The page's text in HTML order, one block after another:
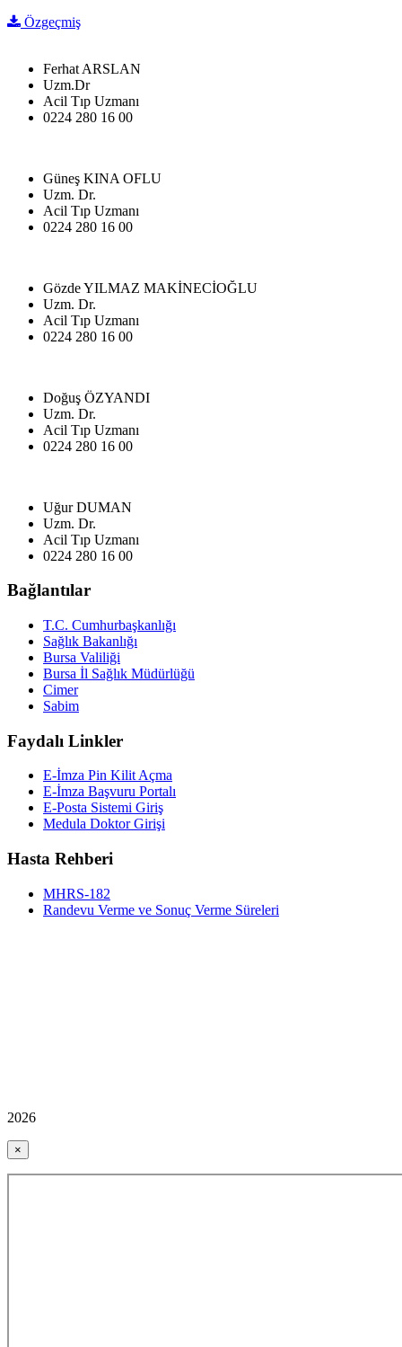
Özgeçmiş
Ferhat ARSLAN
Uzm.Dr
Acil Tıp Uzmanı
0224 280 16 00
Güneş KINA OFLU
Uzm. Dr.
Acil Tıp Uzmanı
0224 280 16 00
Gözde YILMAZ MAKİNECİOĞLU
Uzm. Dr.
Acil Tıp Uzmanı
0224 280 16 00
Doğuş ÖZYANDI
Uzm. Dr.
Acil Tıp Uzmanı
0224 280 16 00
Uğur DUMAN
Uzm. Dr.
Acil Tıp Uzmanı
0224 280 16 00
Bağlantılar
T.C. Cumhurbaşkanlığı
Sağlık Bakanlığı
Bursa Valiliği
Bursa İl Sağlık Müdürlüğü
Cimer
Sabim
Faydalı Linkler
E-İmza Pin Kilit Açma
E-İmza Başvuru Portalı
E-Posta Sistemi Giriş
Medula Doktor Girişi
Hasta Rehberi
MHRS-182
Randevu Verme ve Sonuç Verme Süreleri
2026
×